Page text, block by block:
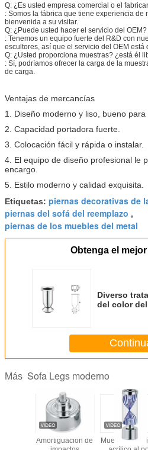
Q: ¿Es usted empresa comercial o el
: Somos la fábrica que tiene experiencia de
bienvenida a su visitar.
Q: ¿Puede usted hacer el servicio del OEM?
: Tenemos un equipo fuerte del R&D con
escultores, así que el servicio del OEM está
Q: ¿Usted proporciona muestras? ¿está él
: Sí, podríamos ofrecer la carga de la
de carga.
Ventajas de mercancías
1. Diseño moderno y liso, bueno
2. Capacidad portadora fuerte.
3. Colocación fácil y rápida o instalar.
4. El equipo de diseño profesional le
encargo.
5. Estilo moderno y calidad exquisita.
Etiquetas: piernas decorativas de
piernas del sofá del reemplazo ,
piernas de los muebles del metal
Obtenga el
Diverso
del color
Más Sofa Legs moderno
Amortiguación de
Muebles de